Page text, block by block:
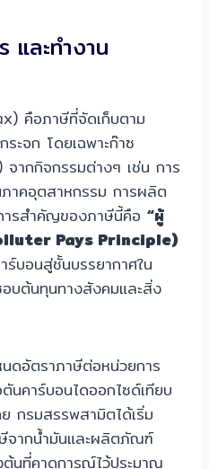
และทำงาน
คือภาษีที่จัดเก็บตาม
ะจก โดยเฉพาะก๊าซ
ากกิจกรรมต่างๆ เช่น การ
าคอุตสาหกรรม การผลิต
รสำคัญของภาษีนี้คือ “ผู้
Pays Principle)
บอนสู่ชั้นบรรยากาศใน
บต้นทุนทางสังคมและสิ่ง
ดอัตราภาษีต่อหน่วยการ
นคาร์บอนไดออกไซด์เทียบ
กรมสรรพสามิตได้เริ่ม
ษีจากน้ำมันและผลิตภัณฑ์
นที่คาดการณ์ไว้ประมาณ